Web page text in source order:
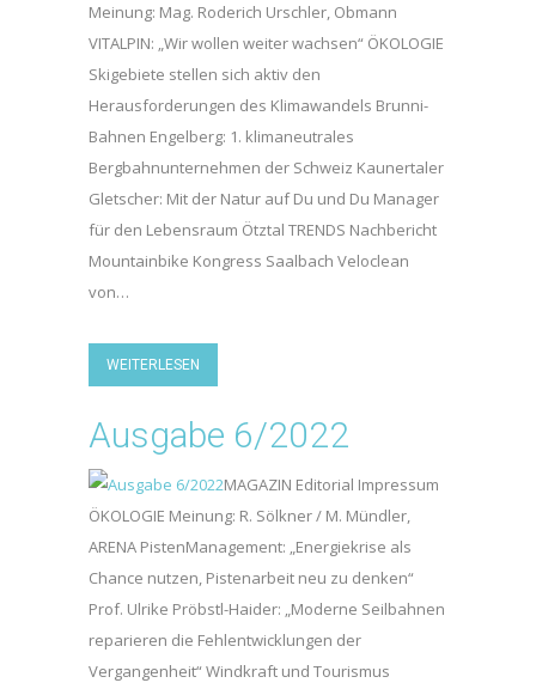
Meinung: Mag. Roderich Urschler, Obmann
VITALPIN: „Wir wollen weiter wachsen“ ÖKOLOGIE
Skigebiete stellen sich aktiv den
Herausforderungen des Klimawandels Brunni-
Bahnen Engelberg: 1. klimaneutrales
Bergbahnunternehmen der Schweiz Kaunertaler
Gletscher: Mit der Natur auf Du und Du Manager
für den Lebensraum Ötztal TRENDS Nachbericht
Mountainbike Kongress Saalbach Veloclean
von…
WEITERLESEN
Ausgabe 6/2022
MAGAZIN Editorial Impressum
ÖKOLOGIE Meinung: R. Sölkner / M. Mündler,
ARENA PistenManagement: „Energiekrise als
Chance nutzen, Pistenarbeit neu zu denken“
Prof. Ulrike Pröbstl-Haider: „Moderne Seilbahnen
reparieren die Fehlentwicklungen der
Vergangenheit“ Windkraft und Tourismus